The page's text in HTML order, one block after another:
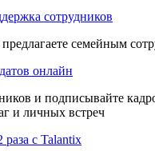
сотрудников
семейным
онлайн
и подписывайте
и личных встреч
раза с Talantix